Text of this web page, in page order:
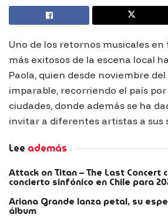
Uno de los retornos musicales
más exitosos de la escena local
Paola, quien desde noviembre del
imparable, recorriendo el país
ciudades, donde además se ha
invitar a diferentes artistas a sus
Lee además
Attack on Titan – The Last Concert
concierto sinfónico en Chile para
Ariana Grande lanza petal, su
álbum